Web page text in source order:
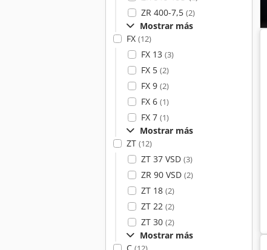
ZR 400-7,5 (2)
Mostrar más
FX (12)
FX 13 (3)
FX 5 (2)
FX 9 (2)
FX 6 (1)
FX 7 (1)
Mostrar más
ZT (12)
ZT 37 VSD (3)
ZR 90 VSD (2)
ZT 18 (2)
ZT 22 (2)
ZT 30 (2)
Mostrar más